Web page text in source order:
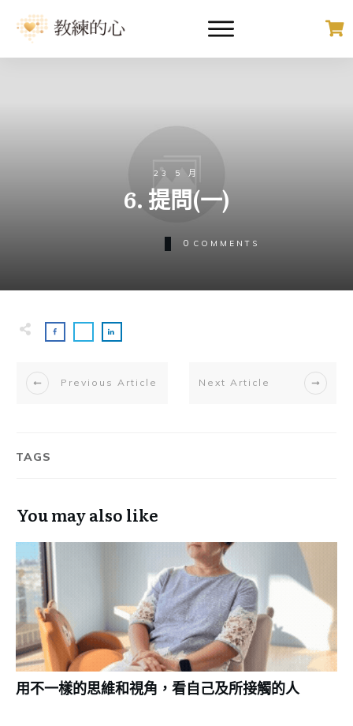
23 5 月
6. 提問(一)
0 COMMENTS
Previous Article Next Article
TAGS
You may also like
用不一樣的思維和視角，看自己及所接觸的人